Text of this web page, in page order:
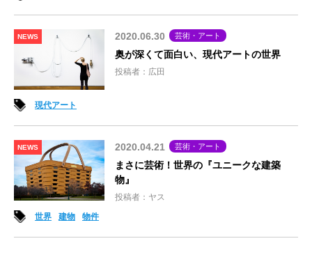
NEWS 2020.06.30 芸術・アート
奥が深くて面白い、現代アートの世界
投稿者：広田
現代アート
NEWS 2020.04.21 芸術・アート
まさに芸術！世界の『ユニークな建築
物』
投稿者：ヤス
世界
建物 物件